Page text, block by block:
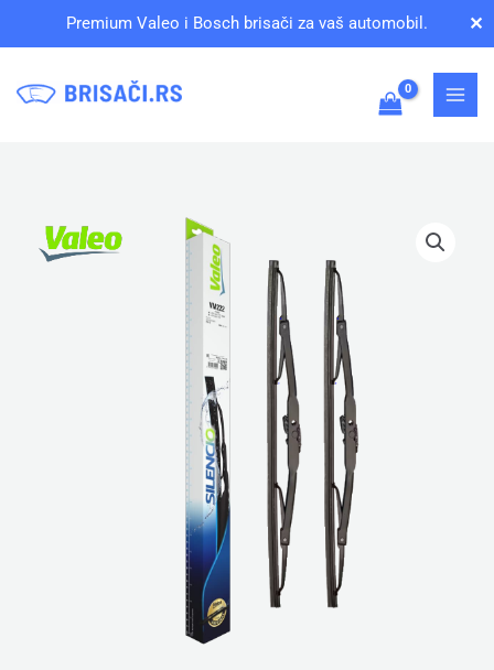
Premium Valeo i Bosch brisači za vaš automobil. ✕